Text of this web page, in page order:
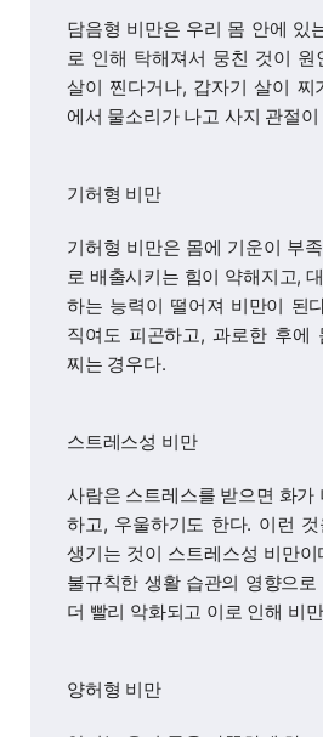
담음형 비만은 우리 몸 안에 있
로 인해 탁해져서 뭉친 것이 원
살이 찐다거나, 갑자기 살이 찌
에서 물소리가 나고 사지 관절
기허형 비만
기허형 비만은 몸에 기운이 부
로 배출시키는 힘이 약해지고,
하는 능력이 떨어져 비만이 된
직여도 피곤하고, 과로한 후에
찌는 경우다.
스트레스성 비만
사람은 스트레스를 받으면 화가
하고, 우울하기도 한다. 이런
생기는 것이 스트레스성 비만
불규칙한 생활 습관의 영향으
더 빨리 악화되고 이로 인해 비
양허형 비만